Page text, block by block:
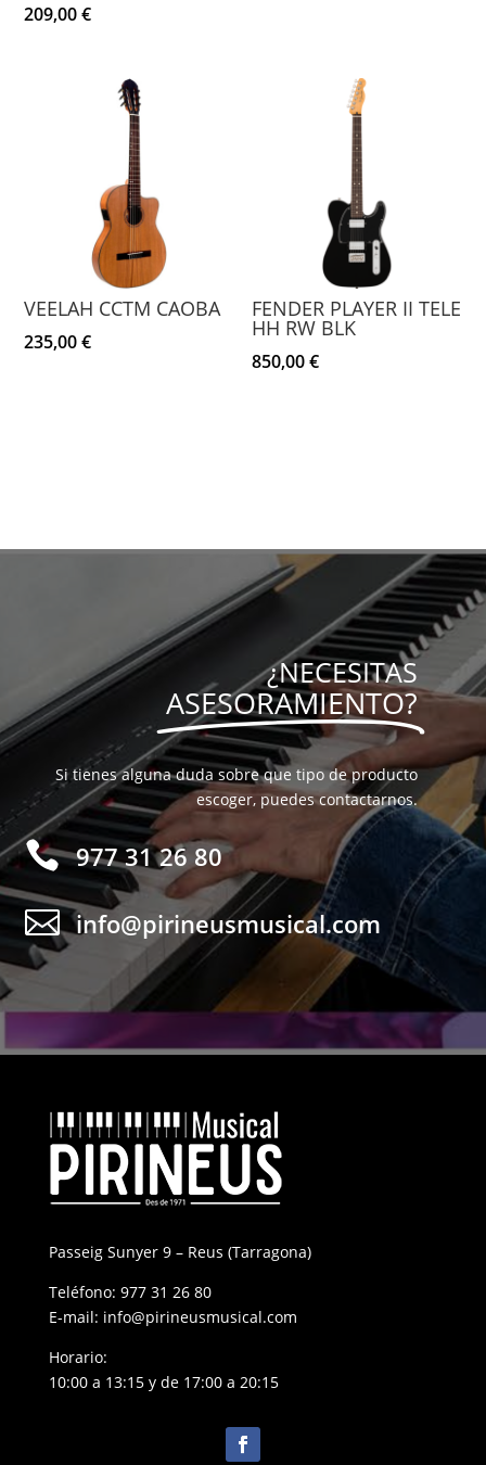
209,00€
VEELAH CCTM CAOBA
235,00€
FENDER PLAYER II TELE
HH RW BLK
850,00€
¿NECESITAS
ASESORAMIENTO?
Si tienes alguna duda sobre que tipo de producto
escoger, puedes contactarnos.
 977 31 26 80
 info@pirineusmusical.com
Passeig Sunyer 9 – Reus (Tarragona)
Teléfono: 977 31 26 80
E-mail: info@pirineusmusical.com
Horario:
10:00 a 13:15 y de 17:00 a 20:15